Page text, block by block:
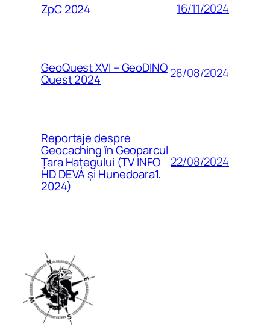
ZpC 2024 16/11/2024
GeoQuest XVI – GeoDINO
Quest 2024 28/08/2024
Reportaje despre
Geocaching în Geoparcul
Țara Hațegului (TV INFO
HD DEVA și Hunedoara1,
2024)
22/08/2024